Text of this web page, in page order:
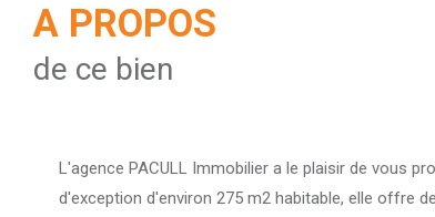
A PROPOS
de ce bien
L'agence PACULL Immobilier a le plaisir de vous
d'exception d'environ 275 m2 habitable, elle offre